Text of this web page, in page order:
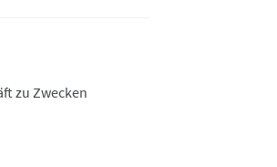
zu Zwecken